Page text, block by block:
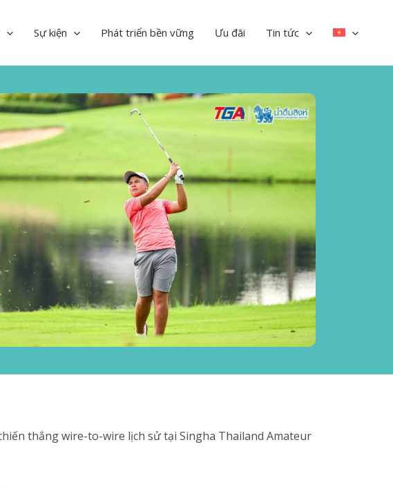
Sự kiện Phát triển bền vững Ưu đãi Tin tức
thắng wire-to-wire lịch sử tại Singha Thailand Amateur